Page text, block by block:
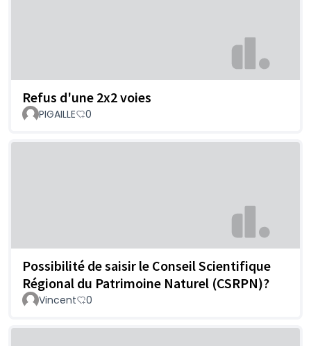
Refus d'une 2x2 voies
PIGAILLE 0
Possibilité de saisir le Conseil Scientifique
Régional du Patrimoine Naturel (CSRPN)?
Vincent 0